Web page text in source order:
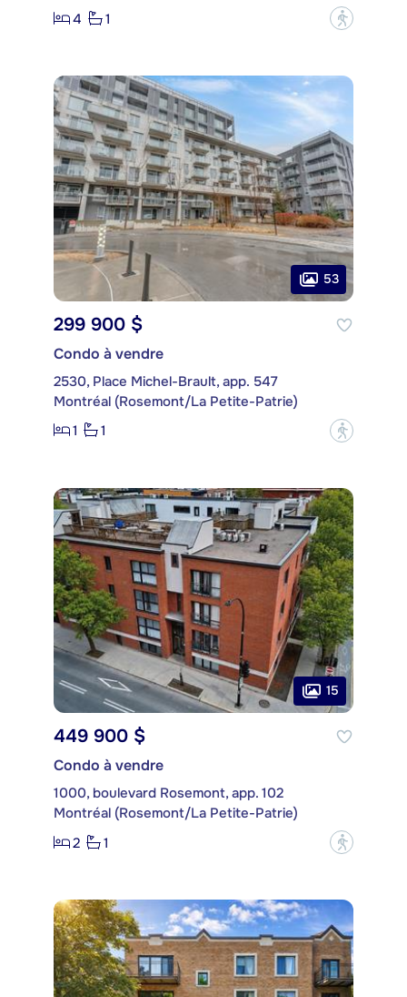
4
1 ?
53
299 900 $
Condo à vendre
2530, Place Michel-Brault, app. 547
Montréal (Rosemont/La Petite-Patrie)
1
1 ?
15
449 900 $
Condo à vendre
1000, boulevard Rosemont, app. 102
Montréal (Rosemont/La Petite-Patrie)
2
1 ?